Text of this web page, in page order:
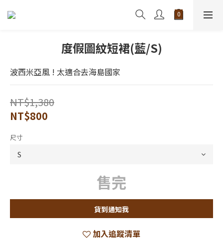
度假圖紋短裙(藍/S)
波西米亞風 ! 太適合去海島國家
NT$1,380
NT$800
尺寸
售完
貨到通知我
加入追蹤清單